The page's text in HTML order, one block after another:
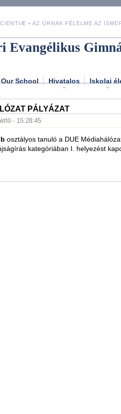
• AZ ÚRNAK FÉLELME AZ
Evangélikus
School Hivatalos Iskolai
PÁLYÁZAT
- 15:28:45
osztályos tanuló a DUE
kategóriában I. helyezést